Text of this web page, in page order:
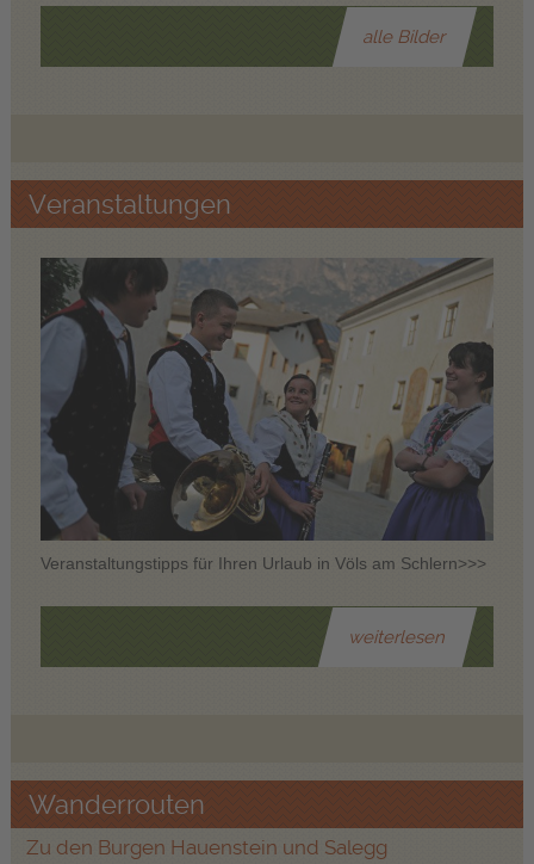
alle Bilder
Veranstaltungen
Veranstaltungstipps für Ihren Urlaub in Völs am Schlern>>>
weiterlesen
Wanderrouten
Zu den Burgen Hauenstein und Salegg